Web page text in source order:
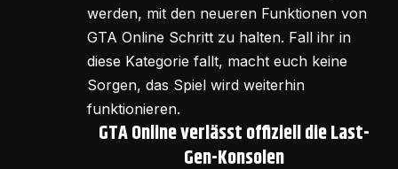
werden, mit den neueren Funktionen von
GTA Online Schritt zu halten. Fall ihr in
diese Kategorie fallt, macht euch keine
Sorgen, das Spiel wird weiterhin
funktionieren.
GTA Online verlässt offiziell die Last-
Gen-Konsolen